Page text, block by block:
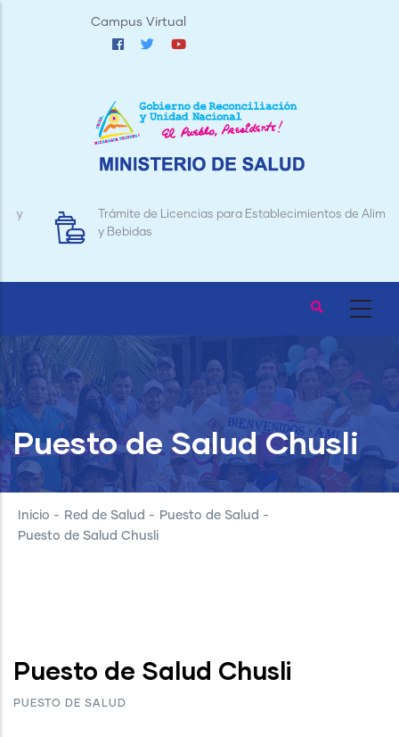
Campus Virtual
Trámite de Licencias para Establecimientos de Alimentos
y Bebidas
Puesto de Salud Chusli
Inicio - Red de Salud - Puesto de Salud -
Puesto de Salud Chusli
Puesto de Salud Chusli
PUESTO DE SALUD